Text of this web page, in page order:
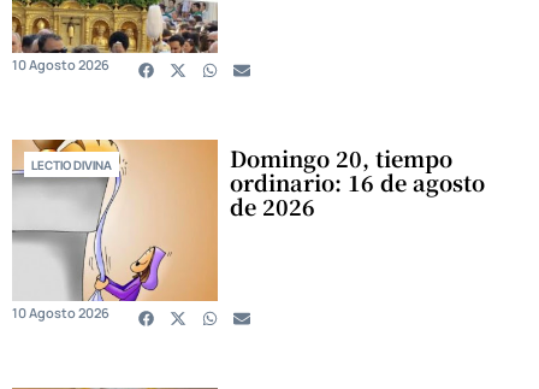
10 Agosto 2026
LECTIO DIVINA Domingo 20, tiempo
ordinario: 16 de agosto
de 2026
10 Agosto 2026